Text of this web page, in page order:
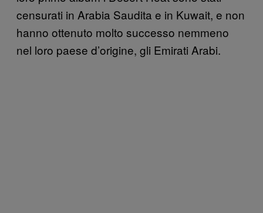
censurati in Arabia Saudita e in Kuwait, e non
hanno ottenuto molto successo nemmeno
nel loro paese d’origine, gli Emirati Arabi.